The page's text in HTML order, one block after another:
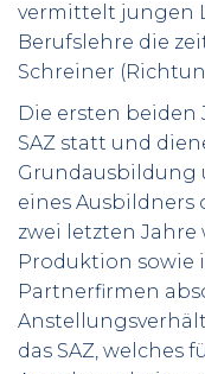
vermittelt jungen
Berufslehre die
Schreiner
Die ersten
SAZ statt und
Grundausbildung
eines Ausbildners
zwei letzten
Produktion sowie
Partnerfirmen
das SAZ, welches